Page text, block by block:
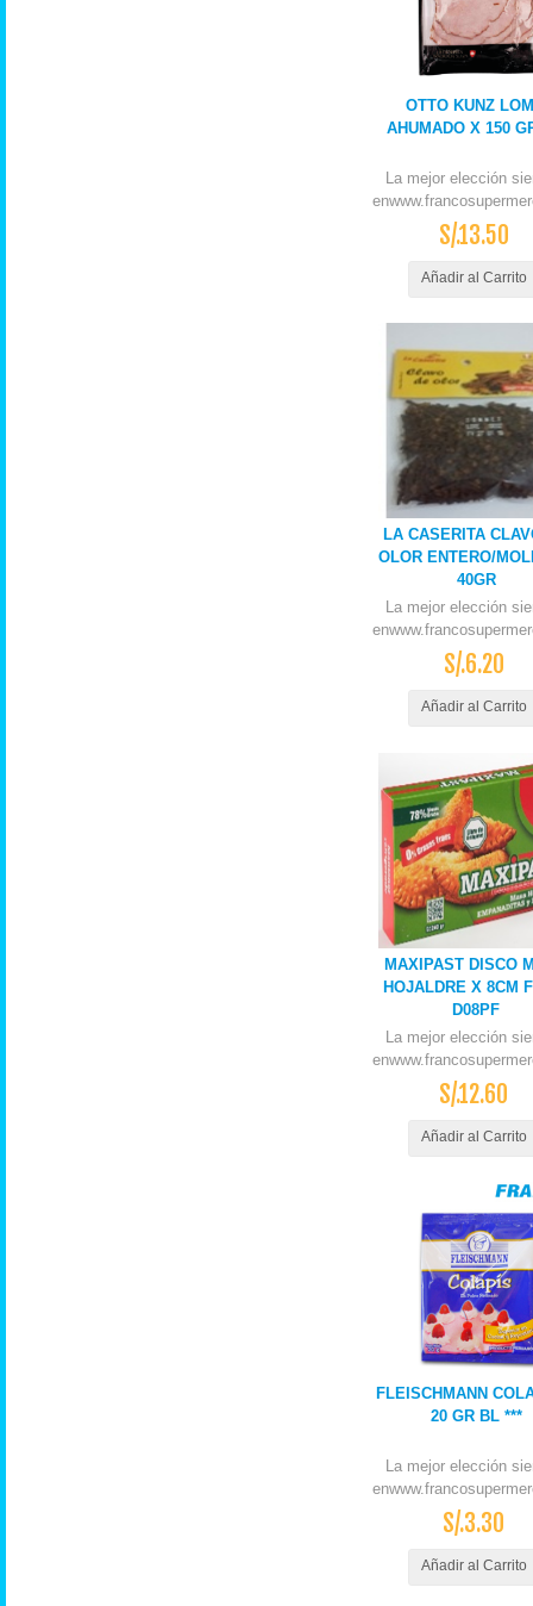
OTTO KUNZ
AHUMADO X 150
La mejor elección
S/.13.50
Añadir al Carrito
LA CASERITA
OLOR ENTERO/
40GR
La mejor elección
S/.6.20
Añadir al Carrito
MAXIPAST DISCO
HOJALDRE X 8CM
D08PF
La mejor elección
S/.12.60
Añadir al Carrito
FLEISCHMANN
20 GR BL ***
La mejor elección
S/.3.30
Añadir al Carrito